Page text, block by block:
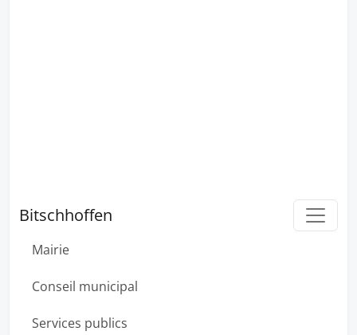
Bitschhoffen
Mairie
Conseil municipal
Services publics